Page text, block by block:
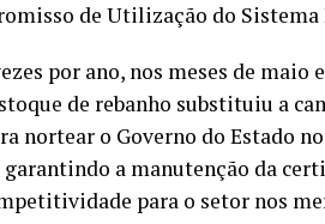
de Utilização do
por ano, nos meses de maio
de rebanho substituiu a
nortear o Governo do Estado
a manutenção da
para o setor nos